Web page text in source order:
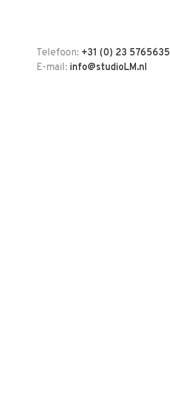
Telefoon: +31 (0) 23 5765635
E-mail: info@studioLM.nl